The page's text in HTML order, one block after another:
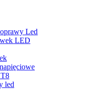
Led
LED
led